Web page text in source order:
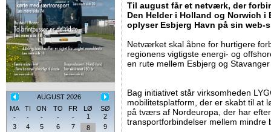
AUGUST 2026
MA
TI ON TO FR LØ
SØ
-
- - - - 1
2
3
4 5 6 7 8
9
Til august får et netværk, der
Den Helder i Holland og Norwich
oplyser Esbjerg Havn på sin web-
Netværket skal åbne for hurtigere
regionens vigtigste energi- og
en rute mellem Esbjerg og
Bag initiativet står virksomheden
mobilitetsplatform, der er skabt til at
på tværs af Nordeuropa, der har
transportforbindelser mellem mindre